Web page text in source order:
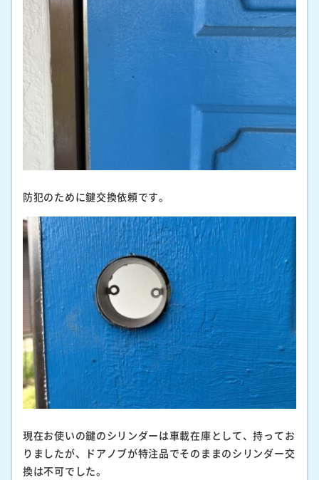
防犯のために鍵交換依頼です。
現在お使いの鍵のシリンダーは車載在庫として、持ってお
りましたが、ドアノブが特注品でそのままのシリンダー交
換は不可でした。